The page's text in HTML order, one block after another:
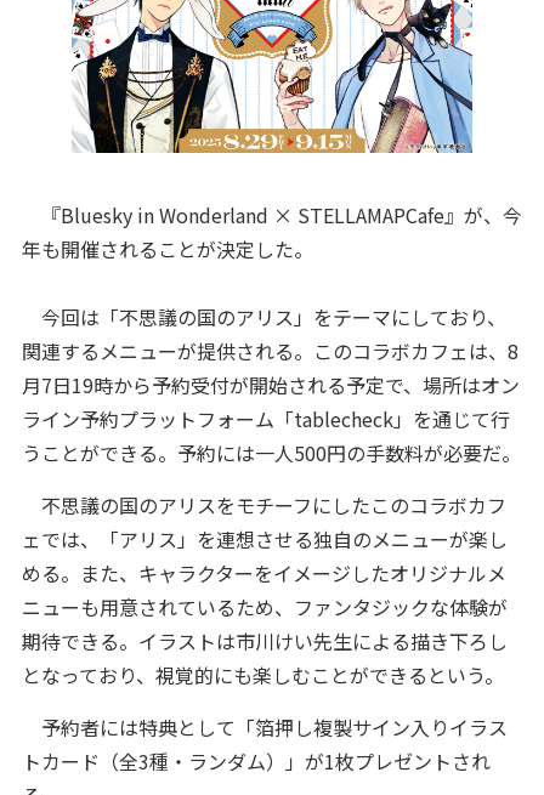
『Bluesky in Wonderland × STELLAMAPCafe』が、今
年も開催されることが決定した。
今回は「不思議の国のアリス」をテーマにしており、
関連するメニューが提供される。このコラボカフェは、8
月7日19時から予約受付が開始される予定で、場所はオン
ライン予約プラットフォーム「tablecheck」を通じて行
うことができる。予約には一人500円の手数料が必要だ。
不思議の国のアリスをモチーフにしたこのコラボカフ
ェでは、「アリス」を連想させる独自のメニューが楽し
める。また、キャラクターをイメージしたオリジナルメ
ニューも用意されているため、ファンタジックな体験が
期待できる。イラストは市川けい先生による描き下ろし
となっており、視覚的にも楽しむことができるという。
予約者には特典として「箔押し複製サイン入りイラス
トカード（全3種・ランダム）」が1枚プレゼントされ